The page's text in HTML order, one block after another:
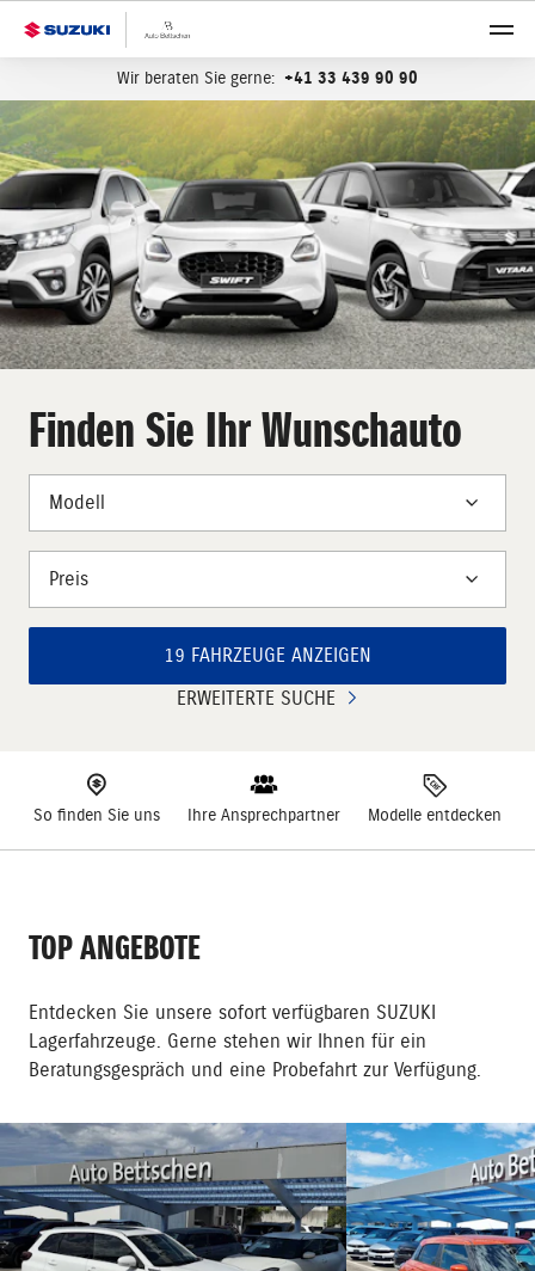
Wir beraten Sie gerne: +41 33 439 90 90
Finden Sie Ihr Wunschauto
Modell
Preis
19 FAHRZEUGE ANZEIGEN
ERWEITERTE SUCHE
So finden Sie uns Ihre Ansprechpartner Modelle entdecken
TOP ANGEBOTE
Entdecken Sie unsere sofort verfügbaren SUZUKI
Lagerfahrzeuge. Gerne stehen wir Ihnen für ein
Beratungsgespräch und eine Probefahrt zur Verfügung.